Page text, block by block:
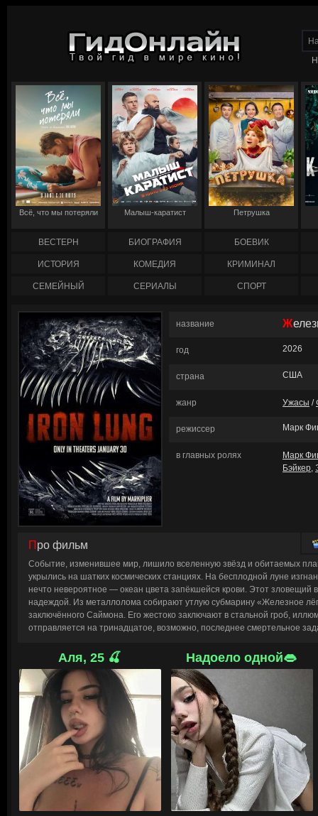
Всё, что мы потеряли Малыш-каратист Петрушка
ВЕСТЕРН БИОГРАФИЯ БОЕВИК
ИСТОРИЯ КОМЕДИЯ КРИМИНАЛ
СЕМЕЙНЫЙ СЕРИАЛЫ СПОРТ
название
год 2026
страна США
жанр Ужасы /
режиссер Марк
в главных ролях
Марк
Бэйкер,
Про фильм
Событие, изменившее мир, лишило вселенную звёзд и обитаемых
укрылись на шатких космических станциях. На бесплодной луне
нечто невероятное — океан цвета запёкшейся крови. Этот зловещий
надеждой. Из металлолома собирают утлую субмарину «Железное
заключённого Саймона. Его жестоко заключают в стальной гроб,
отправляется на тринадцатое, возможно, последнее смертельное
В тесной подводной лодке, где каждый шорох звучит как гром,
только по снимкам камеры. Кроме удушающей изоляции и гула
отрывистые сигналы с поверхности да голоса прошлых экипажей,
чернильной тьме. Вскоре Саймон понимает: страшнее беззвёздного
скрывается в глубине. Сквозь кровавую муть к шлюзу приближается
Аля, 25 🍒 Надоело одной👄